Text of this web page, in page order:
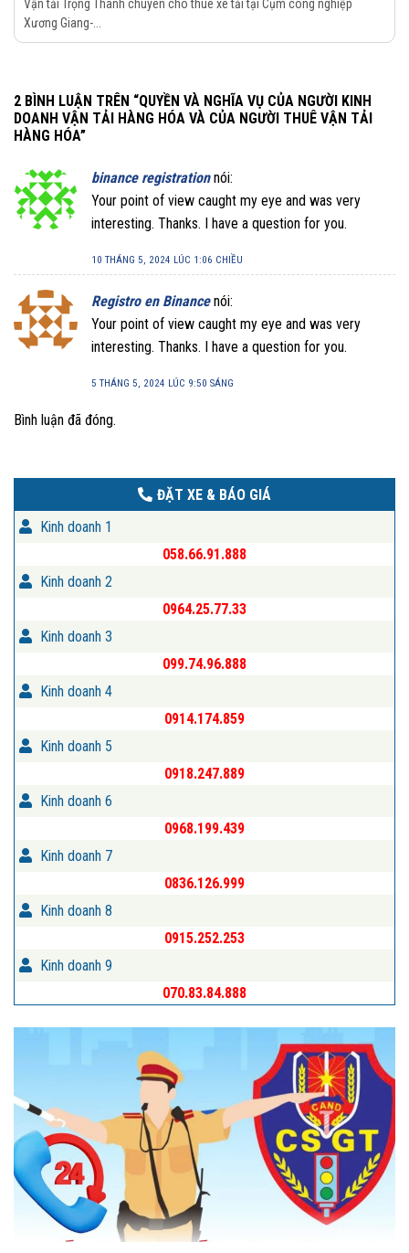
Vận tải Trọng Thành chuyên cho thuê xe tải tại Cụm công nghiệp
Xương Giang-...
2 BÌNH LUẬN TRÊN “QUYỀN VÀ NGHĨA VỤ CỦA NGƯỜI KINH
DOANH VẬN TẢI HÀNG HÓA VÀ CỦA NGƯỜI THUÊ VẬN TẢI
HÀNG HÓA”
binance registration nói:
Your point of view caught my eye and was very
interesting. Thanks. I have a question for you.
10 THÁNG 5, 2024 LÚC 1:06 CHIỀU
Registro en Binance nói:
Your point of view caught my eye and was very
interesting. Thanks. I have a question for you.
5 THÁNG 5, 2024 LÚC 9:50 SÁNG
Bình luận đã đóng.
ĐẶT XE & BÁO GIÁ
Kinh doanh 1
058.66.91.888
Kinh doanh 2
0964.25.77.33
Kinh doanh 3
099.74.96.888
Kinh doanh 4
0914.174.859
Kinh doanh 5
0918.247.889
Kinh doanh 6
0968.199.439
Kinh doanh 7
0836.126.999
Kinh doanh 8
0915.252.253
Kinh doanh 9
070.83.84.888